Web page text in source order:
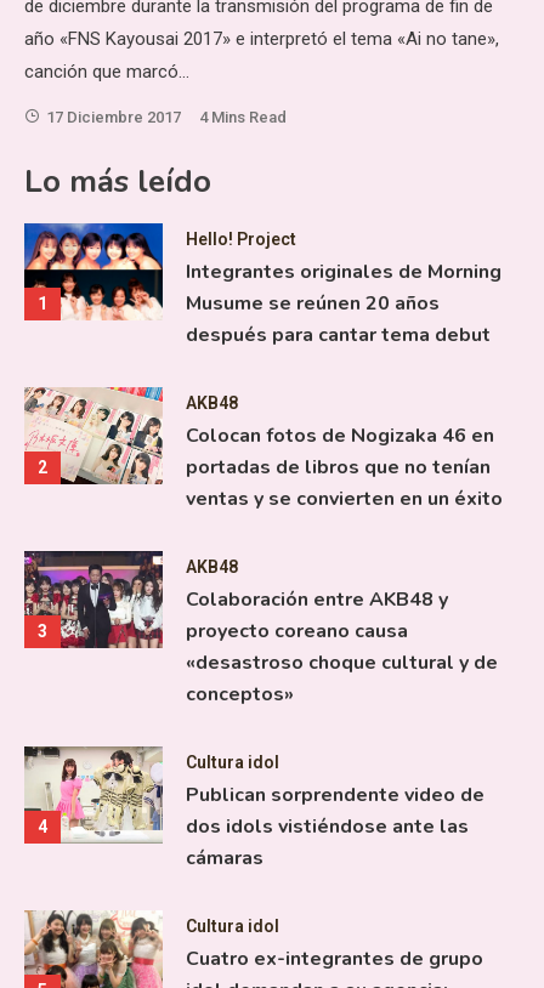
de diciembre durante la transmisión del programa de fin de
año «FNS Kayousai 2017» e interpretó el tema «Ai no tane»,
canción que marcó…
17 Diciembre 2017 4 Mins Read
Lo más leído
1
Hello! Project
Integrantes originales de Morning
Musume se reúnen 20 años
después para cantar tema debut
2
AKB48
Colocan fotos de Nogizaka 46 en
portadas de libros que no tenían
ventas y se convierten en un éxito
3
AKB48
Colaboración entre AKB48 y
proyecto coreano causa
«desastroso choque cultural y de
conceptos»
4
Cultura idol
Publican sorprendente video de
dos idols vistiéndose ante las
cámaras
Cultura idol
Cuatro ex-integrantes de grupo